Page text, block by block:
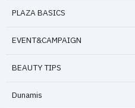
PLAZA BASICS
EVENT&CAMPAIGN
BEAUTY TIPS
Dunamis